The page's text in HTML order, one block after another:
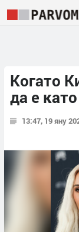
Когато
да е
13:47, 19 яну